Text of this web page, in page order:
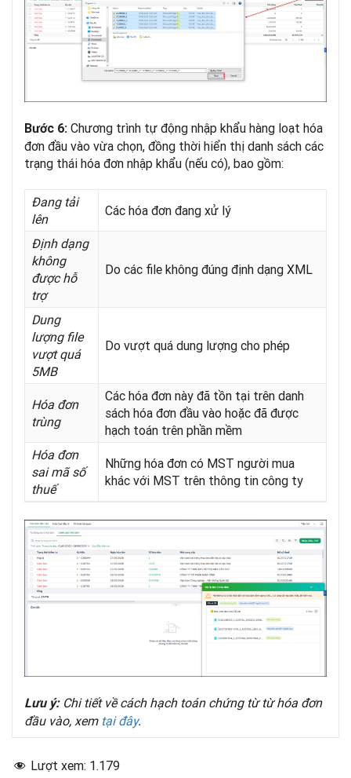
Bước 6: Chương trình tự động nhập khẩu hàng loạt hóa
đơn đầu vào vừa chọn, đồng thời hiển thị danh sách các
trạng thái hóa đơn nhập khẩu (nếu có), bao gồm:
Đang tải
lên
Các hóa đơn đang xử lý
Định dạng
không
được hỗ
trợ
Do các file không đúng định dạng XML
Dung
lượng file
vượt quá
5MB
Do vượt quá dung lượng cho phép
Hóa đơn
trùng
Các hóa đơn này đã tồn tại trên danh
sách hóa đơn đầu vào hoặc đã được
hạch toán trên phần mềm
Hóa đơn
sai mã số
thuế
Những hóa đơn có MST người mua
khác với MST trên thông tin công ty
Lưu ý:Chi tiết về cách hạch toán chứng từ từ hóa đơn
đầu vào, xem tại đây.
Lượt xem: 1.179